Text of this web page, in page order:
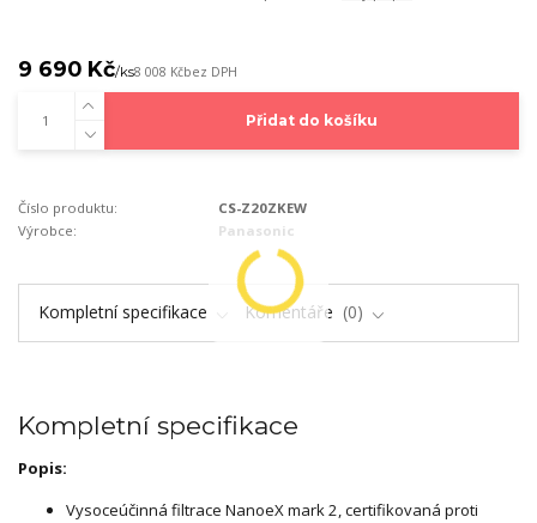
9 690 Kč/ks8 008 Kčbez DPH
Přidat do košíku
Číslo produktu:
CS-Z20ZKEW
Výrobce:
Panasonic
Kompletní specifikace Komentáře 0
Kompletní specifikace
Popis:
Vysoceúčinná filtrace NanoeX mark 2, certifikovaná proti